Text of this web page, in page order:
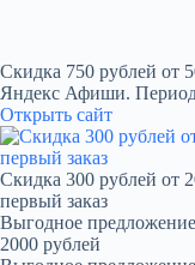
Скидка 750 рублей от
Яндекс Афиши. Период
Открыть сайт
Скидка 300 рублей от
первый заказ
Выгодное
2000 рублей